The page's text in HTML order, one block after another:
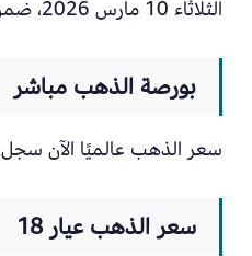
الثلاثاء 10 مارس 2026، ضمن نشرته الخدمية اليومية.
بورصة الذهب مباشر
سعر الذهب عالميًا الآن سجل 5232 دولارًا للأوقية.
سعر الذهب عيار 18